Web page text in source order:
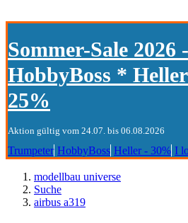
Sommer-Sale
HobbyBoss *
25%
Aktion gültig vom 24.07. bis 06.08.2026
Trumpeter HobbyBoss Heller - 30% I
modellbau universe
Suche
airbus a319